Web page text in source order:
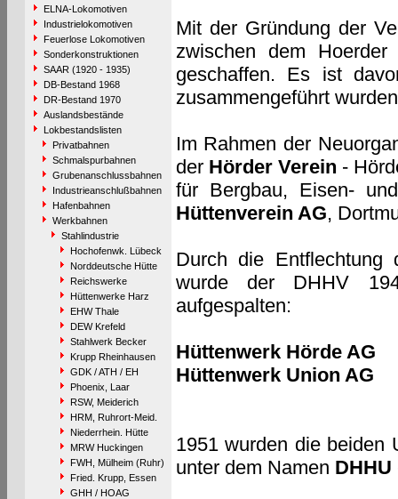
ELNA-Lokomotiven
Industrielokomotiven
Feuerlose Lokomotiven
Sonderkonstruktionen
SAAR (1920 - 1935)
DB-Bestand 1968
DR-Bestand 1970
Auslandsbestände
Lokbestandslisten
Privatbahnen
Schmalspurbahnen
Grubenanschlussbahnen
Industrieanschlußbahnen
Hafenbahnen
Werkbahnen
Stahlindustrie
Hochofenwk. Lübeck
Norddeutsche Hütte
Reichswerke
Hüttenwerke Harz
EHW Thale
DEW Krefeld
Stahlwerk Becker
Krupp Rheinhausen
GDK / ATH / EH
Phoenix, Laar
RSW, Meiderich
HRM, Ruhrort-Meid.
Niederrhein. Hütte
MRW Huckingen
FWH, Mülheim (Ruhr)
Fried. Krupp, Essen
GHH / HOAG
Mit der Gründung der
zwischen dem
geschaffen. Es ist
zusammengeführt
Im Rahmen der
der Hörder Verein -
für Bergbau, Eisen-
Hüttenverein AG,
Durch die Entflechtung
wurde der DHHV
aufgespalten:
Hüttenwerk Hörde AG
Hüttenwerk Union AG
1951 wurden die beiden
unter dem Namen DHHU